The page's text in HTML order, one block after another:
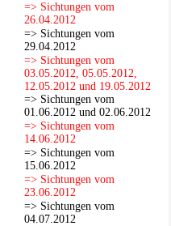
=> Sichtungen vom
26.04.2012
=> Sichtungen vom
29.04.2012
=> Sichtungen vom
03.05.2012, 05.05.2012,
12.05.2012 und 19.05.2012
=> Sichtungen vom
01.06.2012 und 02.06.2012
=> Sichtungen vom
14.06.2012
=> Sichtungen vom
15.06.2012
=> Sichtungen vom
23.06.2012
=> Sichtungen vom
04.07.2012